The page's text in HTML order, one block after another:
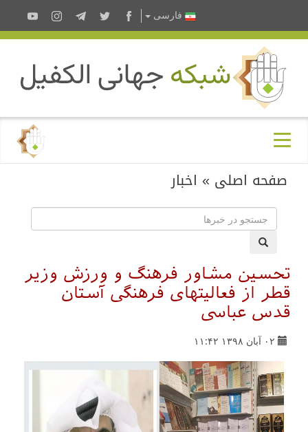
فارسى
صفحه اصلی » اخبار
تحسین مشاور فرهنگ و ورزش وزیر
قطر از فعالیتهای فرهنگی آستان
قدس عباسی
۰۲ آبان ۱۳۹۸ ۱۱:۴۲